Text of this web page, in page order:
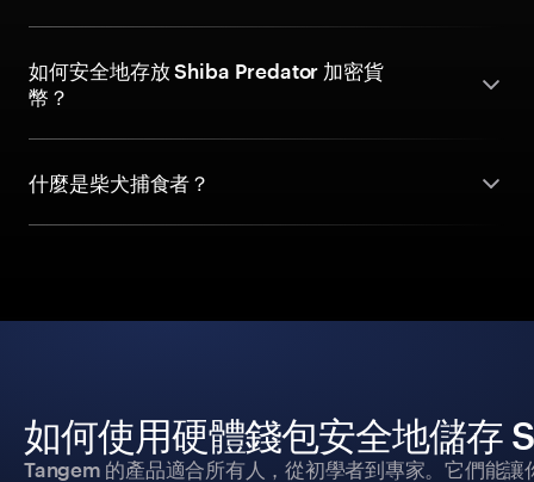
如何安全地存放 Shiba Predator 加密貨
幣？
什麼是柴犬捕食者？
如何使用硬體錢包安全地儲存
Tangem 的產品適合所有人，從初學者到專家。它們能